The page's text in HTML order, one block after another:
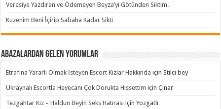
Veresiye Yazdıran ve Ödemeyen Beyza’yı Götünden Siktim.
Kuzenim Beni İçirip Sabaha Kadar Sikti
Abazalardan Gelen Yorumlar
Etrafına Yararlı Olmak İsteyen Escort Kızlar Hakkında içinStilci bey
Ukraynalı Escortla Heyecanı Çok Dorukta Hissettim içinÇınar
Tezgahtar Kız – Haldun Beyin Seks Hatırası içinYozgatlı